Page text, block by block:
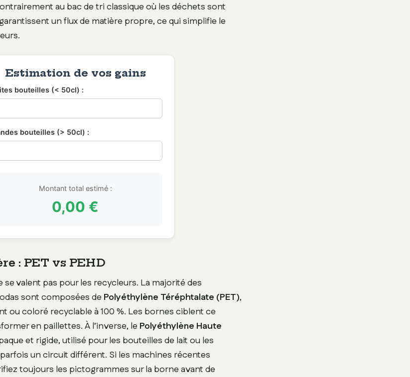
au bac de tri classique où les déchets sont
un flux de matière propre, ce qui simplifie le
Estimation de vos gains
bouteilles (< 50cl) :
bouteilles (> 50cl) :
Montant total estimé :
0,00 €
: PET vs PEHD
valent pas pour les recycleurs. La majorité des
sont composées dePolyéthylène Téréphtalate (PET),
ou coloré recyclable à 100 %. Les bornes ciblent ce
en paillettes. À l’inverse, lePolyéthylène Haute
et rigide, utilisé pour les bouteilles de lait ou les
un circuit différent. Si les machines récentes
toujours les pictogrammes sur la borne avant de